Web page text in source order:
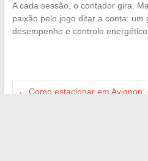
A cada sessão, o contador gira.
paixão pelo jogo ditar a conta:
desempenho e controle
← Como estacionar em